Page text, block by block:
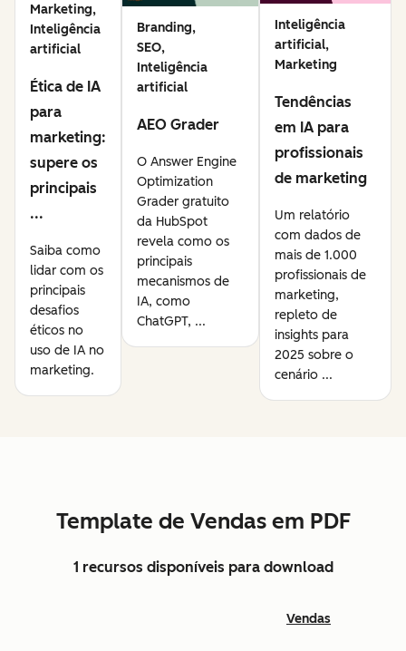
Marketing,
Inteligência
artificial
Ética de IA
para
marketing:
supere os
principais
...
Saiba como
lidar com os
principais
desafios
éticos no
uso de IA no
marketing.
Branding,
SEO,
Inteligência
artificial
AEO Grader
O Answer Engine
Optimization
Grader gratuito
da HubSpot
revela como os
principais
mecanismos de
IA, como
ChatGPT, ...
Inteligência
artificial,
Marketing
Tendências
em IA para
profissionais
de marketing
Um relatório
com dados de
mais de 1.000
profissionais de
marketing,
repleto de
insights para
2025 sobre o
cenário ...
Template de Vendas em PDF
1 recursos disponíveis para download
Vendas